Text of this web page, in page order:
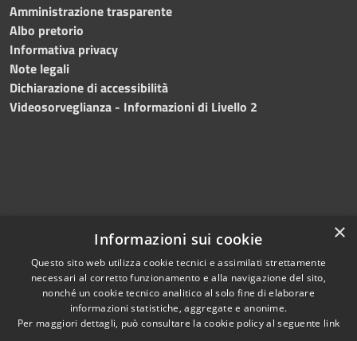
Amministrazione trasparente
Albo pretorio
Informativa privacy
Note legali
Dichiarazione di accessibilità
Videosorveglianza - Informazioni di Livello 2
Accessibilità
Privacy
Copyright © 2024 •
Comune di Mazara del
Vallo• Powered
×
Informazioni sui cookie
Questo sito web utilizza cookie tecnici e assimilati strettamente
necessari al corretto funzionamento e alla navigazione del sito,
nonché un cookie tecnico analitico al solo fine di elaborare
informazioni statistiche, aggregate e anonime.
Per maggiori dettagli, può consultare la cookie policy al seguente link